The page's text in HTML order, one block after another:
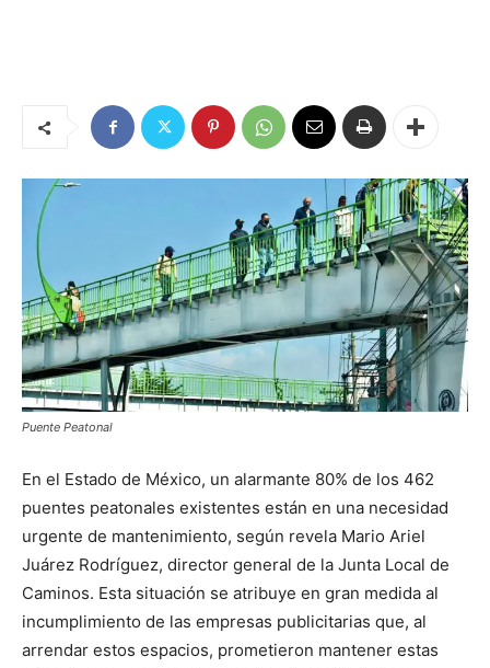
Puente Peatonal
En el Estado de México, un alarmante 80% de los 462
puentes peatonales existentes están en una necesidad
urgente de mantenimiento, según revela Mario Ariel
Juárez Rodríguez, director general de la Junta Local de
Caminos. Esta situación se atribuye en gran medida al
incumplimiento de las empresas publicitarias que, al
arrendar estos espacios, prometieron mantener estas